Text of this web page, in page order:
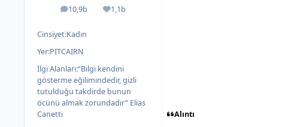
10,9b
ileti 1,1b
İtibar
Cinsiyet:Kadın
Yer:PITCAIRN
İlgi Alanları:“Bilgi kendini
gösterme eğilimindedir, gizli
tutulduğu takdirde bunun
öcünü almak zorundadır” Elias
Canetti
Alıntı